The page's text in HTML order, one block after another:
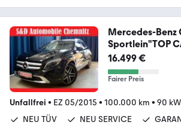
Mercedes-Benz
Sportlein"TOP
16.499 €
Fairer Preis
Unfallfrei • EZ 05/2015 • 100.000 km • 90
NEU TÜV
NEU SERVICE